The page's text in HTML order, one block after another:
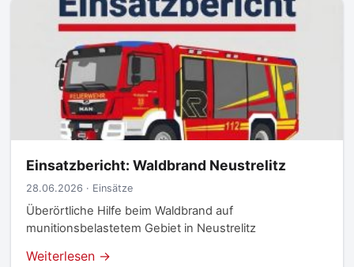
Einsatzbericht: Waldbrand Neustrelitz
28.06.2026 · Einsätze
Überörtliche Hilfe beim Waldbrand auf
munitionsbelastetem Gebiet in Neustrelitz
Weiterlesen →